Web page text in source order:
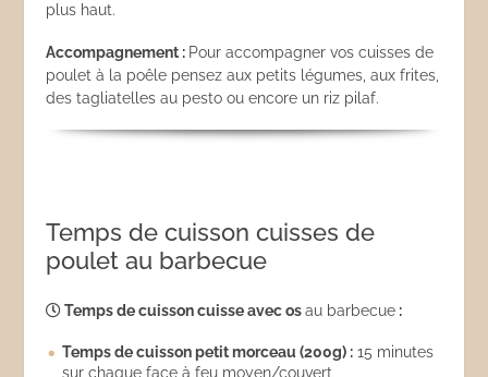
plus haut.
Accompagnement : Pour accompagner vos cuisses de
poulet à la poêle pensez aux petits légumes, aux frites,
des tagliatelles au pesto ou encore un riz pilaf.
Temps de cuisson cuisses de
poulet au barbecue
Temps de cuisson cuisse avec osau barbecue :
Temps de cuisson petit morceau (200g) : 15 minutes
sur chaque face à feu moyen/couvert